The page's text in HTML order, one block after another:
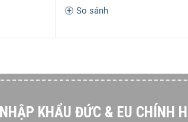
So sánh
KHẨU ĐỨC & EU CHÍNH